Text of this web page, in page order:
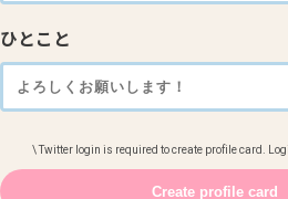
ひとこと
\ Twitter login is required to create profile card.